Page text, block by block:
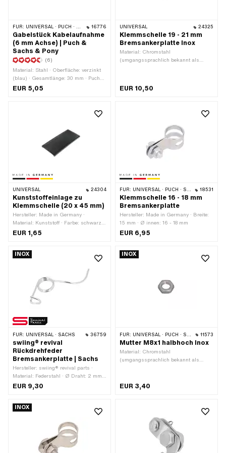
FÜR: UNIVERSAL · PUCH · SACHS · PONY / CILO (BETA 521 & 512) · ZÜNDAPP BELMONDO 16776
Gabelstück Kabelaufnahme
(6 mm Achse) | Puch &
Sachs & Pony
(6)
Material: Stahl · Oberfläche: verzinkt
(blau) · Gesamtlänge: 30 mm · Puch
OEM-Nr.: 320.4.40.020.0 · Sachs
EUR 5,05
UNIVERSAL 24325
Klemmschelle 19 - 21 mm
Bremsankerplatte Inox
Material: Chromstahl
(umgangssprachlich bekannt als
EUR 10,50
UNIVERSAL 24304
Kunststoffeinlage zu
Klemmschelle (20 x 45 mm)
Hersteller: Made in Germany ·
Material: Kunststoff · Farbe: schwarz ·
Breite: 20 mm · Gesamtlänge: 45 mm
EUR 1,65
FÜR: UNIVERSAL · PUCH · SACHS · CILO 18531
Klemmschelle 16 - 18 mm
Bremsankerplatte
Hersteller: Made in Germany · Breite:
15 mm · Ø innen: 16 - 18 mm
EUR 6,95
INOX
FÜR: UNIVERSAL · SACHS 36759
swiing® revival
Rückdrehfeder
Bremsankerplatte | Sachs
Hersteller: swiing® revival parts ·
Material: Federstahl · Ø Draht: 2 mm ·
Oberfläche: elektropoliert
EUR 9,30
INOX
FÜR: UNIVERSAL · PUCH · SACHS · ZÜNDAPP BELMONDO · CILO 11573
Mutter M8x1 halbhoch Inox
Material: Chromstahl
(umgangssprachlich bekannt als
Sechskantmutter · Nenndurchmesser
(Gewinde): 8 mm · Antrieb:
EUR 3,40
INOX